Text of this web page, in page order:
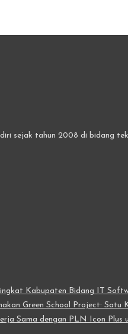
sejak tahun 2008 di bidang
Kabupaten Bidang IT
Green School Project: Satu
Sama dengan PLN Icon Plus